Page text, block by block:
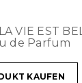
VIE EST
de Parfum
KAUFEN